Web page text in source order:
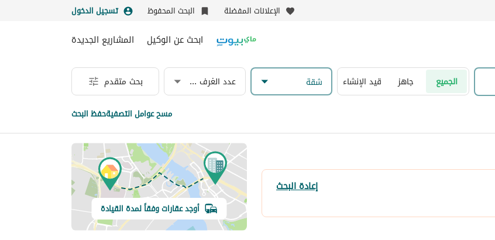
الإعلانات المفضلة البحث المحفوظ تسجيل الدخول
ابحث عن الوكيل المشاريع الجديدة
الجميع جاهز قيد الإنشاء شقة عدد الغرف & الحمامات بحث متقدم
مسح عوامل التصفيةحفظ البحث
إعادة البحث
أوجد عقارات وفقاً لمدة القيادة